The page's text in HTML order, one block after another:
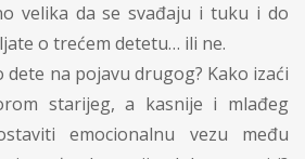
velika da se svađaju i tuku i do
o trećem detetu… ili ne.
na pojavu drugog? Kako izaći
starijeg, a kasnije i mlađeg
emocionalnu vezu među